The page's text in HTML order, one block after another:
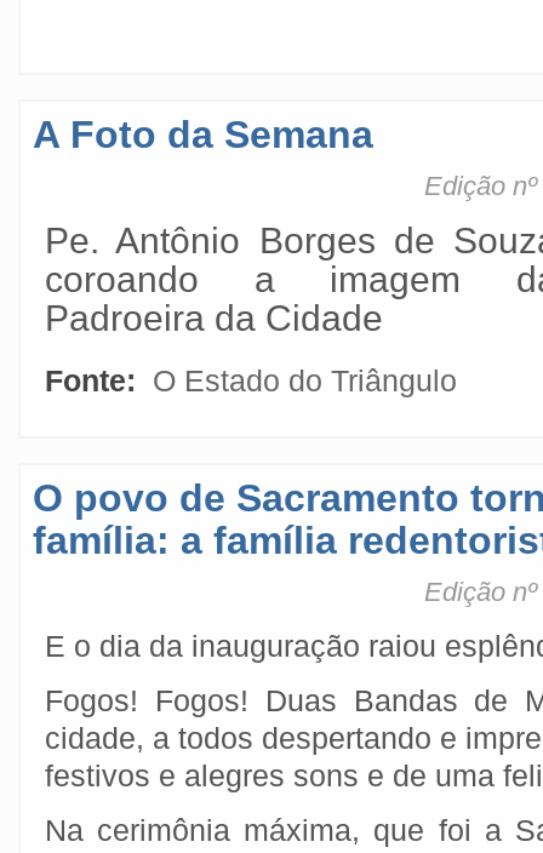
A Foto da Semana
Edição
Pe. Antônio Borges de
coroando a imagem
Padroeira da Cidade
Fonte: O Estado do Triângulo
O povo de Sacramento
família: a família
Edição
E o dia da inauguração raiou
Fogos! Fogos! Duas Bandas de
cidade, a todos despertando e
festivos e alegres sons e de uma
Na cerimônia máxima, que foi a